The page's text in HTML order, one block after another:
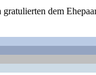
dem